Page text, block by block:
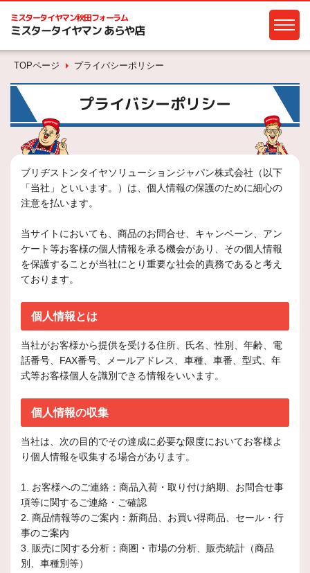
ミスタータイヤマン秋田フォーラム
ミスタータイヤマン あらや店
TOPページ プライバシーポリシー
プライバシーポリシー
ブリヂストンタイヤソリューションジャパン株式会社（以下
「当社」といいます。）は、個人情報の保護のために細心の
注意を払います。
当サイトにおいても、商品のお問合せ、キャンペーン、アン
ケート等お客様の個人情報を承る機会があり、その個人情報
を保護することが当社にとり重要な社会的責務であると考え
ております。
個人情報とは
当社がお客様から提供を受ける住所、氏名、性別、年齢、電
話番号、FAX番号、メールアドレス、車種、車番、型式、年
式等お客様個人を識別できる情報をいいます。
個人情報の収集
当社は、次の目的でその達成に必要な限度においてお客様よ
り個人情報を収集する場合があります。
1. お客様へのご連絡：商品入荷・取り付け納期、お問合せ事
項等に関するご連絡・ご確認
2. 商品情報等のご案内：新商品、お買い得商品、セール・行
事のご案内
3. 販売に関する分析：商圏・市場の分析、販売統計（商品
別、車種別等）